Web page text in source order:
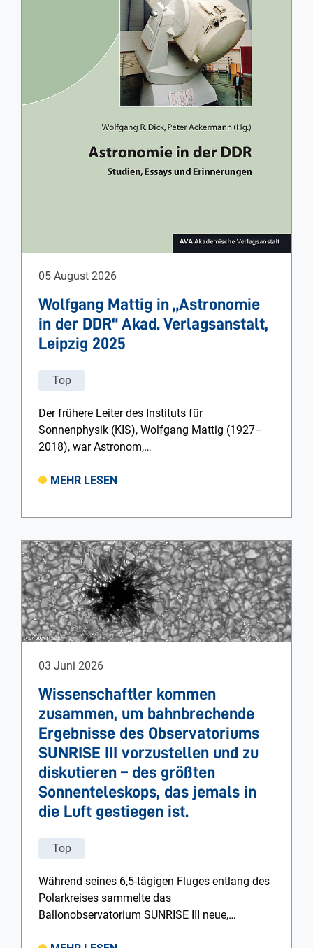
05 August 2026
Wolfgang Mattig in „Astronomie
in der DDR“ Akad. Verlagsanstalt,
Leipzig 2025
Top
Der frühere Leiter des Instituts für
Sonnenphysik (KIS), Wolfgang Mattig (1927–
2018), war Astronom,…
MEHR LESEN
03 Juni 2026
Wissenschaftler kommen
zusammen, um bahnbrechende
Ergebnisse des Observatoriums
SUNRISE III vorzustellen und zu
diskutieren – des größten
Sonnenteleskops, das jemals in
die Luft gestiegen ist.
Top
Während seines 6,5-tägigen Fluges entlang des
Polarkreises sammelte das
Ballonobservatorium SUNRISE III neue,…